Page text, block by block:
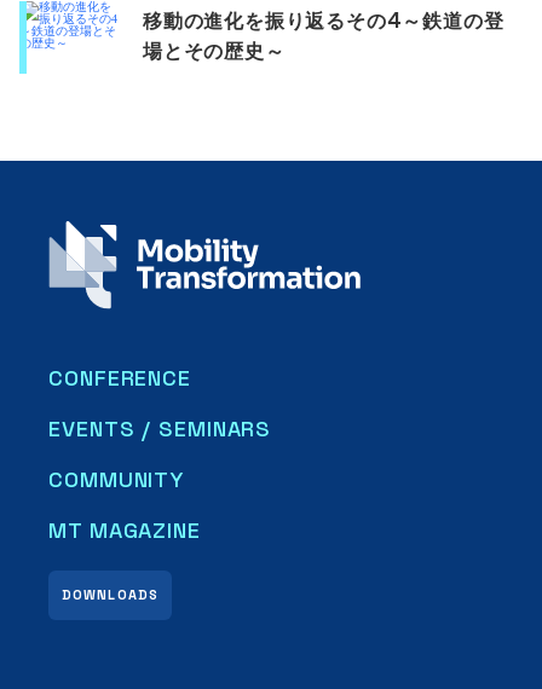
移動の進化を振り返るその4～鉄道の登
場とその歴史～
CONFERENCE
EVENTS / SEMINARS
COMMUNITY
DOWNLOADS
MT MAGAZINE